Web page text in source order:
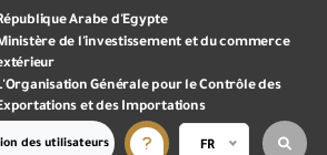
Arabe d'Egypte
de l'investissement et du commerce
Générale pour le Contrôle des
et des Importations
des utilisateurs FR